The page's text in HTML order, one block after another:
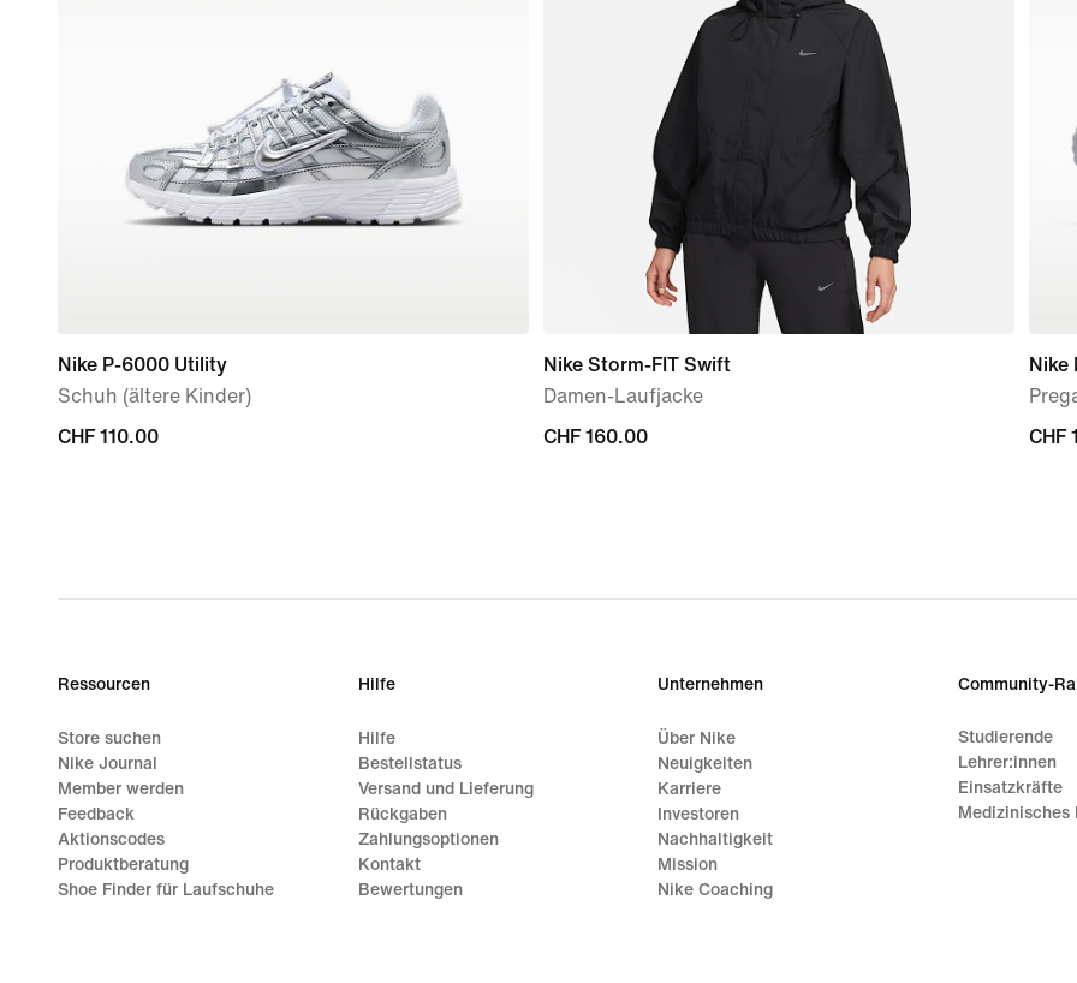
Nike P-6000 Utility
Schuh (ältere Kinder)
CHF 110.00
CHF 110.00
Nike Storm-FIT Swift
Damen-Laufjacke
CHF 160.00
CHF 160.00
Nike
CHF
CHF
Ressourcen
Store suchen
Nike Journal
Member werden
Feedback
Aktionscodes
Produktberatung
Shoe Finder für Laufschuhe
Hilfe
Hilfe
Bestellstatus
Versand und Lieferung
Rückgaben
Zahlungsoptionen
Kontakt
Bewertungen
Unternehmen
Über Nike
Neuigkeiten
Karriere
Investoren
Nachhaltigkeit
Mission
Nike Coaching
Community-
Studierende
Lehrer:innen
Einsatzkräfte
Medizinisches